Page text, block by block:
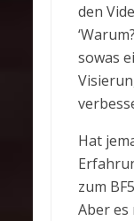
den
sowas
Hat
zum
Aber es